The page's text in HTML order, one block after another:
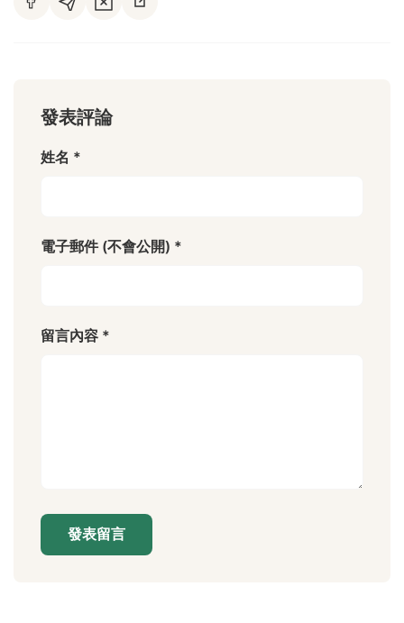
發表評論
姓名 *
電子郵件 (不會公開) *
留言內容 *
發表留言